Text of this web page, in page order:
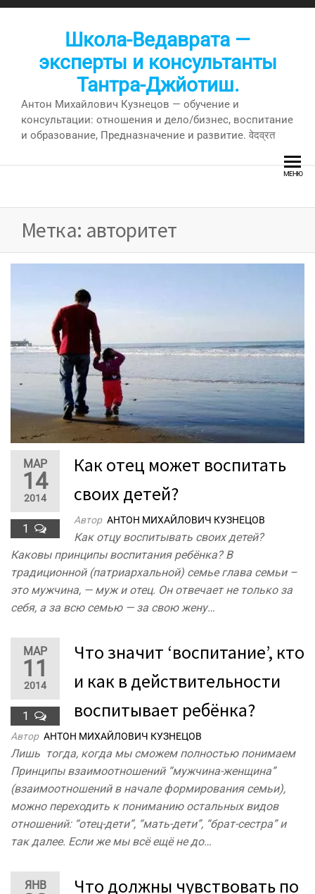
Перейти
Школа-Ведаврата —
эксперты и консультанты
Тантра-Джйотиш.
Антон Михайлович Кузнецов — обучение и
консультации: отношения и дело/бизнес, воспитание
и образование, Предназначение и развитие. वेदव्रत
МЕНЮ
Метка: авторитет
МАР
14
2014
1
Как отец может воспитать
своих детей?
Автор АНТОН МИХАЙЛОВИЧ КУЗНЕЦОВ
Как отцу воспитывать своих детей?
Каковы принципы воспитания ребёнка? В
традиционной (патриархальной) семье глава семьи –
это мужчина, — муж и отец. Он отвечает не только за
себя, а за всю семью — за свою жену…
МАР
11
2014
1
Что значит ‘воспитание’, кто
и как в действительности
воспитывает ребёнка?
Автор АНТОН МИХАЙЛОВИЧ КУЗНЕЦОВ
Лишь тогда, когда мы сможем полностью понимаем
Принципы взаимоотношений “мужчина-женщина”
(взаимоотношений в начале формирования семьи),
можно переходить к пониманию остальных видов
отношений: “отец-дети”, “мать-дети”, “брат-сестра” и
так далее. Если же мы всё ещё не до…
ЯНВ
Что должны чувствовать по